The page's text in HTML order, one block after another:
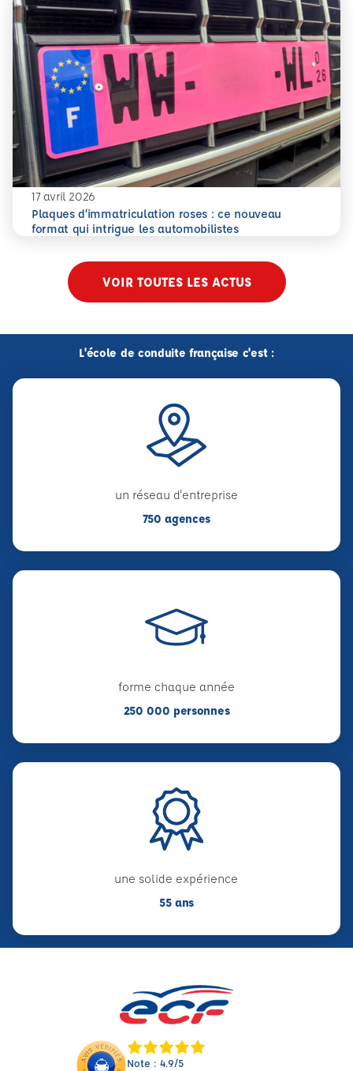
17 avril 2026
Plaques d’immatriculation roses : ce nouveau
format qui intrigue les automobilistes
En savoir plus
Plaques d’immatriculation roses : ce nouveau format
VOIR TOUTES LES ACTUS
L'école de conduite française c'est :
un réseau d'entreprise
750 agences
forme chaque année
250 000 personnes
une solide expérience
55 ans
Note : 4.9/5